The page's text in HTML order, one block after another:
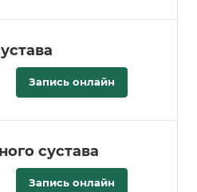
Запись онлайн
сустава
Запись онлайн